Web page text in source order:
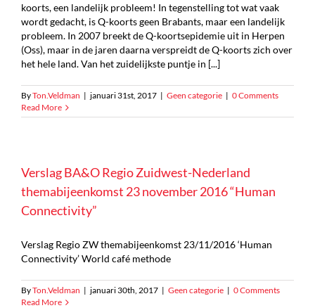
koorts, een landelijk probleem! In tegenstelling tot wat vaak
wordt gedacht, is Q-koorts geen Brabants, maar een landelijk
probleem. In 2007 breekt de Q-koortsepidemie uit in Herpen
(Oss), maar in de jaren daarna verspreidt de Q-koorts zich over
het hele land. Van het zuidelijkste puntje in [...]
ByTon.Veldman | januari 31st, 2017 | Geen categorie | 0 Comments
Read More
Verslag BA&O Regio Zuidwest-Nederland
themabijeenkomst 23 november 2016 “Human
Connectivity”
Verslag Regio ZW themabijeenkomst 23/11/2016 ‘Human
Connectivity’ World café methode
ByTon.Veldman | januari 30th, 2017 | Geen categorie | 0 Comments
Read More